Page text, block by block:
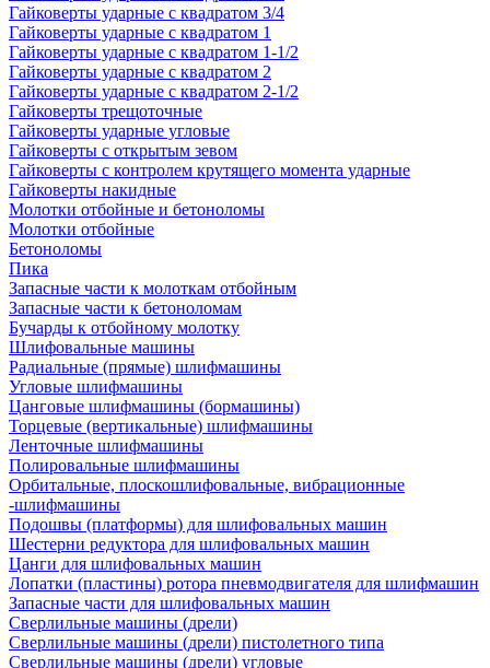
Гайковерты ударные с квадратом 3/4
Гайковерты ударные с квадратом 1
Гайковерты ударные с квадратом 1-1/2
Гайковерты ударные с квадратом 2
Гайковерты ударные с квадратом 2-1/2
Гайковерты трещоточные
Гайковерты ударные угловые
Гайковерты с открытым зевом
Гайковерты с контролем крутящего момента ударные
Гайковерты накидные
Молотки отбойные и бетоноломы
Молотки отбойные
Бетоноломы
Пика
Запасные части к молоткам отбойным
Запасные части к бетоноломам
Бучарды к отбойному молотку
Шлифовальные машины
Радиальные (прямые) шлифмашины
Угловые шлифмашины
Цанговые шлифмашины (бормашины)
Торцевые (вертикальные) шлифмашины
Ленточные шлифмашины
Полировальные шлифмашины
Орбитальные, плоскошлифовальные, вибрационные
-шлифмашины
Подошвы (платформы) для шлифовальных машин
Шестерни редуктора для шлифовальных машин
Цанги для шлифовальных машин
Лопатки (пластины) ротора пневмодвигателя для шлифмашин
Запасные части для шлифовальных машин
Сверлильные машины (дрели)
Сверлильные машины (дрели) пистолетного типа
Сверлильные машины (дрели) угловые